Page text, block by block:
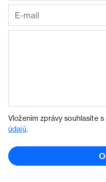
Vložením zprávy souhlasíte s
údajů.